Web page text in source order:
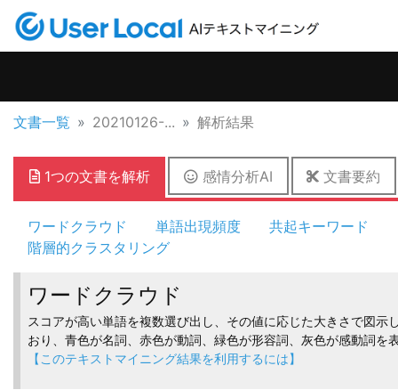
文書一覧 20210126-... 解析結果
1つの文書を解析 感情分析AI 文書要約
ワードクラウド 単語出現頻度 共起キーワード
階層的クラスタリング
ワードクラウド
スコアが高い単語を複数選び出し、その値に応じた大きさで図示
おり、青色が名詞、赤色が動詞、緑色が形容詞、灰色が感動詞を
【このテキストマイニング結果を利用するには】